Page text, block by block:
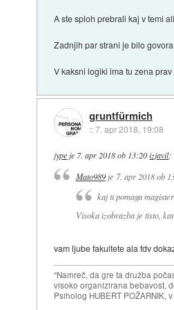
A ste sploh prebrali kaj v temi
Zadnjih par strani je bilo
V kaksni logiki ima tu zena
gruntfürmich
::7. apr 2018, 19:08
jypeje 7. apr 2018 ob 13:20 izjavil:
Mato989je 7. apr 2018 ob
kaj ti pomaga
Visoka izobrazba je tisto,
vam ljube fakultete ala fdv
"Namreč, da gre ta družba
visoko organizirana bebavost,
Psiholog HUBERT POŽARNIK,